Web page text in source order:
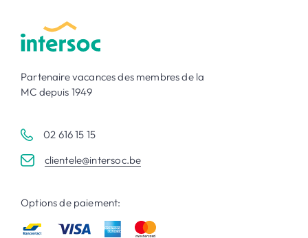
Partenaire vacances des membres de la
MC depuis 1949
02 616 15 15
clientele@intersoc.be
Options de paiement: